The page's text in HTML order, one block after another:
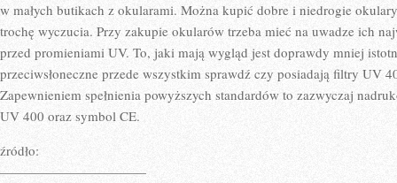
w małych butikach z okularami. Można kupić dobre i niedrogie
trochę wyczucia. Przy zakupie okularów trzeba mieć na uwadze ich
przed promieniami UV. To, jaki mają wygląd jest doprawdy mniej
przeciwsłoneczne przede wszystkim sprawdź czy posiadają filtry UV
Zapewnieniem spełnienia powyższych standardów to zazwyczaj
UV 400 oraz symbol CE.
źródło:
———————————